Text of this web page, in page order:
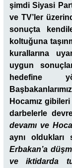
şimdi Siyasi
ve TV’ler
sonuçta
koltuğuna
kurallarına
uygun
hedefine
Hocamız
darbelerle devre
devamı ve
aynı
Erbakan’a
ve iktidarda